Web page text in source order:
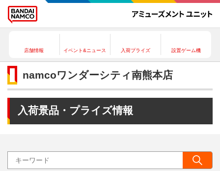
店舗情報 イベント&ニュース 入荷プライズ 設置ゲーム機
namcoワンダーシティ南熊本店
入荷景品・プライズ情報